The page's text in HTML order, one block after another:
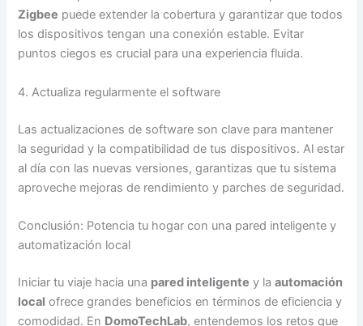
Zigbee puede extender la cobertura y garantizar que todos
los dispositivos tengan una conexión estable. Evitar
puntos ciegos es crucial para una experiencia fluida.
4. Actualiza regularmente el software
Las actualizaciones de software son clave para mantener
la seguridad y la compatibilidad de tus dispositivos. Al estar
al día con las nuevas versiones, garantizas que tu sistema
aproveche mejoras de rendimiento y parches de seguridad.
Conclusión: Potencia tu hogar con una pared inteligente y
automatización local
Iniciar tu viaje hacia una pared inteligente y laautomación
local ofrece grandes beneficios en términos de eficiencia y
comodidad. En DomoTechLab, entendemos los retos que